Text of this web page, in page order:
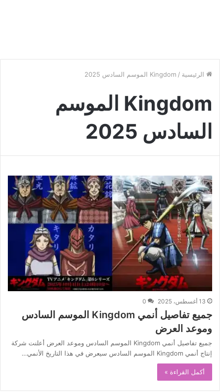
الرئيسية / Kingdom الموسم السادس 2025
Kingdom الموسم
السادس 2025
13 أغسطس، 2025 0
جميع تفاصيل أنمي Kingdom الموسم السادس
وموعد العرض
جميع تفاصيل أنمي Kingdom الموسم السادس وموعد العرض أعلنت شركة
إنتاج أنمي Kingdom الموسم السادس سيعرض في هذا التاريخ الأنمي…
أكمل القراءة »